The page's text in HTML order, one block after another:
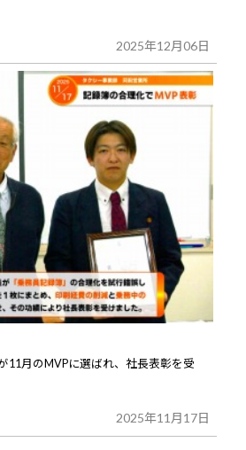
2025年12月06日
11月のMVPに選ばれ、社長表彰を受
2025年11月17日